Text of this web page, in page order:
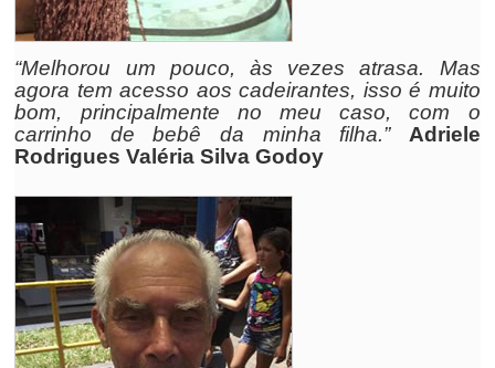
“Melhorou um pouco, às vezes atrasa. Mas
agora tem acesso aos cadeirantes, isso é muito
bom, principalmente no meu caso, com o
carrinho de bebê da minha filha.”
Adriele
Rodrigues Valéria Silva Godoy